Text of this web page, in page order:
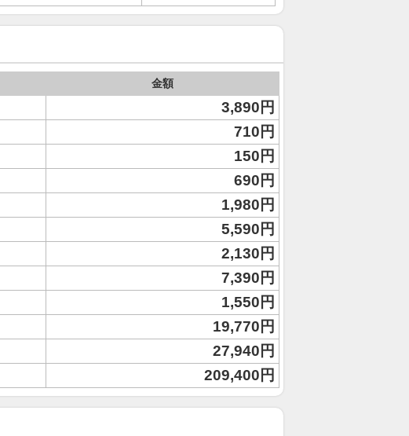
金額
3,890円
710円
150円
690円
1,980円
5,590円
2,130円
7,390円
1,550円
19,770円
27,940円
209,400円